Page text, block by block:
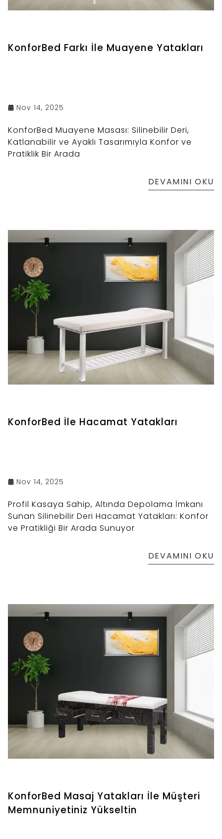
KonforBed Farkı İle Muayene Yatakları
Nov 14, 2025
KonforBed Muayene Masası: Silinebilir Deri,
Katlanabilir ve Ayaklı Tasarımıyla Konfor ve
Pratiklik Bir Arada
DEVAMINI OKU
KonforBed İle Hacamat Yatakları
Nov 14, 2025
Profil Kasaya Sahip, Altında Depolama İmkanı
Sunan Silinebilir Deri Hacamat Yatakları: Konfor
ve Pratikliği Bir Arada Sunuyor
DEVAMINI OKU
KonforBed Masaj Yatakları İle Müşteri
Memnuniyetiniz Yükseltin